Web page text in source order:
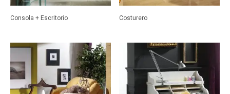
Consola + Escritorio Costurero